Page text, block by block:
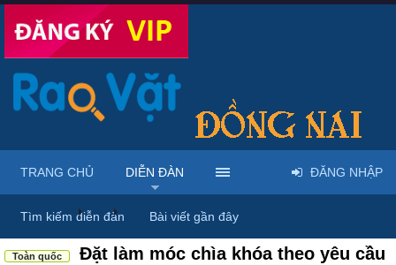
Diễn đàn ... Rao vặt tổng hợp - Uy tín - Miễn phí
Toàn quốc
Đặt làm móc chìa khóa theo yêu cầu
TRANG CHỦ DIỄN ĐÀN
Tìm kiếm diễn đàn Bài viết gần đây
ĐĂNG NHẬP